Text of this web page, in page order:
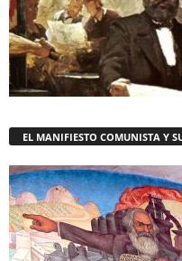
EL MANIFIESTO COMUNISTA Y